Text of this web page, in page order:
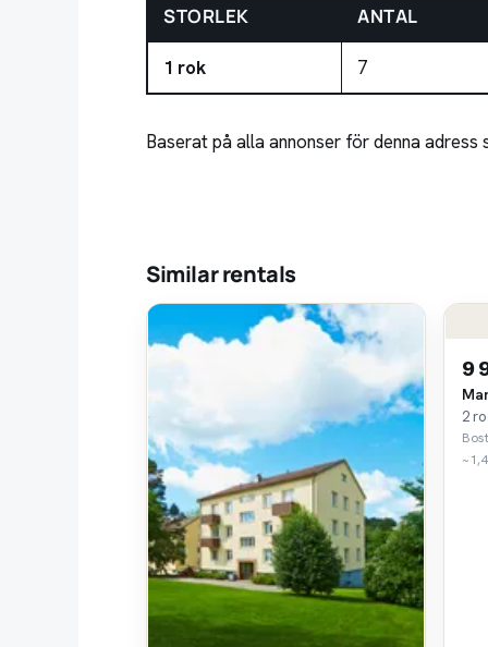
STORLEK ANTAL
1 rok 7
Baserat på alla annonser för denna adress
Similar rentals
9
2